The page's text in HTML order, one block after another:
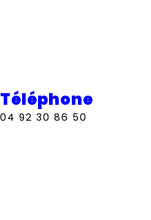
Téléphone
04 92 30 86 50